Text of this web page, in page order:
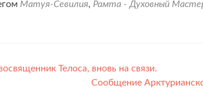
Матуя-Севилия, Рамта - Духовный
Телоса, вновь на связи.
Сообщение